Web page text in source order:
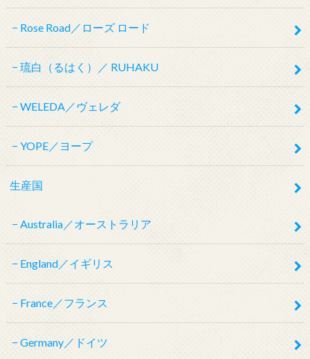
Rose Road／ローズ ロード
琉白（るはく）／ RUHAKU
WELEDA／ヴェレダ
YOPE／ヨープ
生産国
Australia／オーストラリア
England／イギリス
France／フランス
Germany／ドイツ